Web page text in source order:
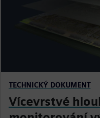
TECHNICKÝ DOKUMENT
Vícevrstvé